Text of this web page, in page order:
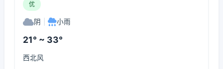
优
阴 小雨
21° ~ 33°
西北风